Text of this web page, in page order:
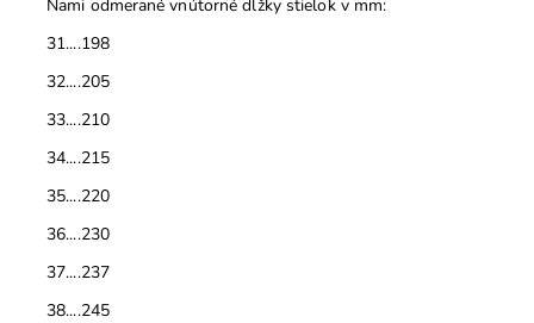
Nami odmerané vnútorné dĺžky stielok v mm:
31....198
32....205
33....210
34....215
35....220
36....230
37....237
38....245